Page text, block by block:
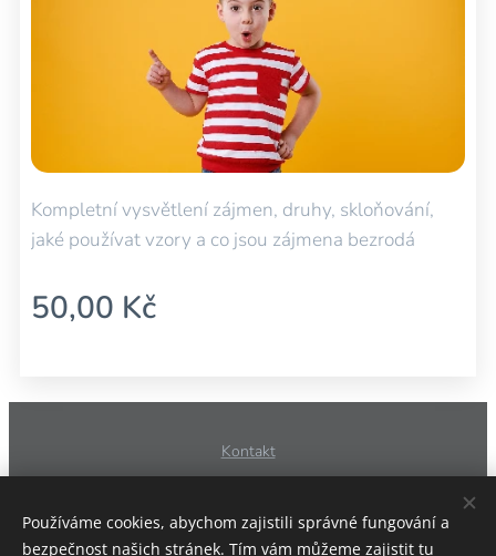
Kompletní vysvětlení zájmen, druhy, skloňování,
jaké používat vzory a co jsou zájmena bezrodá
50,00 Kč
Kontakt
Obchodní podmínky
Používáme cookies, abychom zajistili správné fungování a
bezpečnost našich stránek. Tím vám můžeme zajistit tu